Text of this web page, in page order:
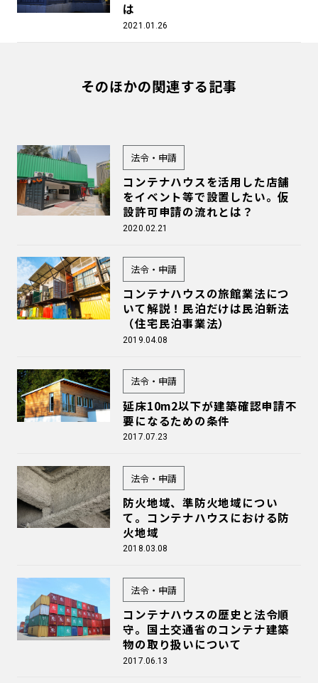
は
2021.01.26
そのほかの関連する記事
コンテナハウスを活用した店舗
をイベント等で設置したい。仮
設許可申請の流れとは？
法令・申請
2020.02.21
コンテナハウスの旅館業法につ
いて解説！民泊だけは民泊新法
（住宅民泊事業法）
法令・申請
2019.04.08
延床10m2以下が建築確認申請不
要になるための条件
法令・申請
2017.07.23
防火地域、準防火地域につい
て。コンテナハウスにおける防
火地域
法令・申請
2018.03.08
コンテナハウスの歴史と法令順
守。国土交通省のコンテナ建築
物の取り扱いについて
法令・申請
2017.06.13